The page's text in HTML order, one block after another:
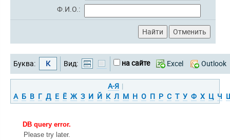
Ф.И.О.:
Буква: К Вид: на сайте Excel Outlook
А-Я |
А Б В Г Д Е Ё Ж З И Й К Л М Н О П Р С Т У Ф Х Ц Ч
DB query error.
Please try later.